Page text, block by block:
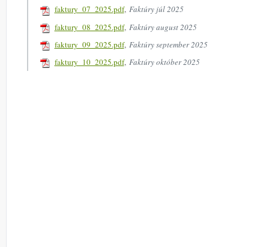
faktury_07_2025.pdf, Faktúry júl 2025
faktury_08_2025.pdf, Faktúry august 2025
faktury_09_2025.pdf, Faktúry september 2025
faktury_10_2025.pdf, Faktúry október 2025